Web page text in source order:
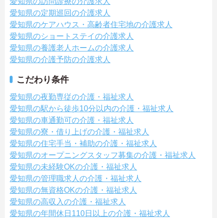
愛知県の定期巡回の介護求人
愛知県のケアハウス・高齢者住宅地の介護求人
愛知県のショートステイの介護求人
愛知県の養護老人ホームの介護求人
愛知県の介護予防の介護求人
こだわり条件
愛知県の夜勤専従の介護・福祉求人
愛知県の駅から徒歩10分以内の介護・福祉求人
愛知県の車通勤可の介護・福祉求人
愛知県の寮・借り上げの介護・福祉求人
愛知県の住宅手当・補助の介護・福祉求人
愛知県のオープニングスタッフ募集の介護・福祉求人
愛知県の未経験OKの介護・福祉求人
愛知県の管理職求人の介護・福祉求人
愛知県の無資格OKの介護・福祉求人
愛知県の高収入の介護・福祉求人
愛知県の年間休日110日以上の介護・福祉求人